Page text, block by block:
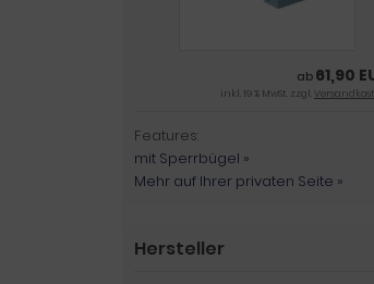
ab 61,90
inkl. 19 % MwSt. zzgl.
Features:
mit Sperrbügel »
Mehr auf Ihrer privaten Seite »
Hersteller